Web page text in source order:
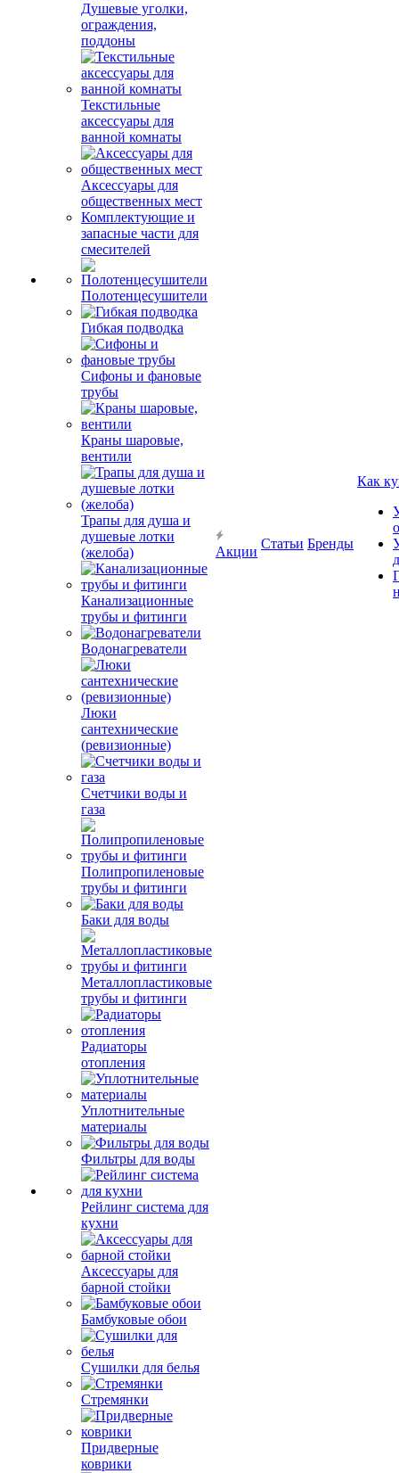
Душевые уголки,
ограждения,
поддоны
Текстильные
аксессуары для
ванной комнаты
Аксессуары для
общественных мест
Комплектующие и
запасные части для
смесителей
Полотенцесушители
Гибкая подводка
Сифоны и фановые
трубы
Краны шаровые,
вентили
Трапы для душа и
душевые лотки
(желоба)
Канализационные
трубы и фитинги
Водонагреватели
Люки
сантехнические
(ревизионные)
Счетчики воды и
газа
Полипропиленовые
трубы и фитинги
Баки для воды
Металлопластиковые
трубы и фитинги
Радиаторы
отопления
Уплотнительные
материалы
Фильтры для воды
Рейлинг система для
кухни
Аксессуары для
барной стойки
Бамбуковые обои
Сушилки для белья
Стремянки
Придверные
коврики
Акции
Статьи Бренды
Как